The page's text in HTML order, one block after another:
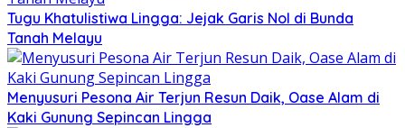
Tugu Khatulistiwa Lingga: Jejak Garis Nol di Bunda
Tanah Melayu
Menyusuri Pesona Air Terjun Resun Daik, Oase Alam di
Kaki Gunung Sepincan Lingga